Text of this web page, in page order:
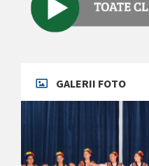
GALERII FOTO